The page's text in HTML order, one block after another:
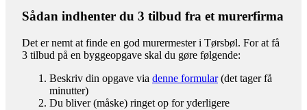
Sådan indhenter du 3 tilbud fra et murerfirma
Det er nemt at finde en god murermester i Tørsbøl. For at få
3 tilbud på en byggeopgave skal du gøre følgende:
Beskriv din opgave via denne formular(det tager få
minutter)
Du bliver (måske) ringet op for yderligere